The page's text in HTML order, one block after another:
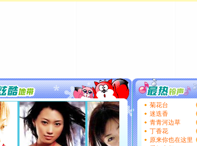
送你一棵薰衣草，愿你新
[圣诞节]圣诞节到了，想
你太多，只有给你五千万
要平安！千万要知足！千
[圣诞节]
不只这样的日子
能正大光明地骚扰你,告诉
菊花台
迷迭香
青青河边草
丁香花
原来你也在这里